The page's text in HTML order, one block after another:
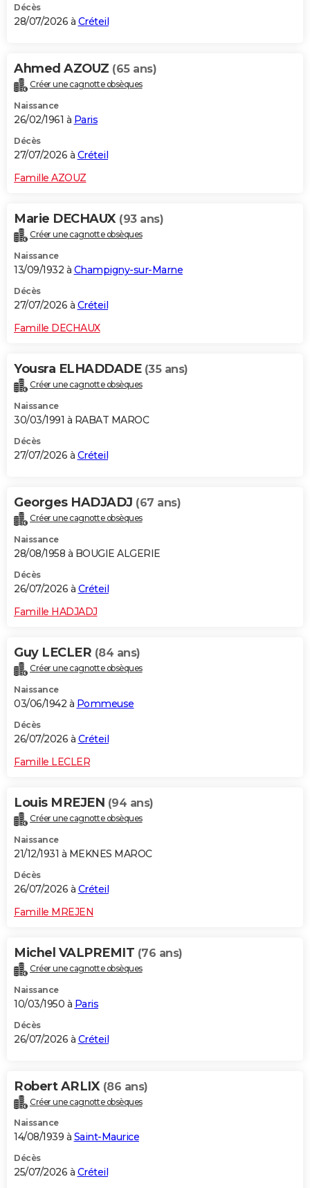
Décès
28/07/2026 à Créteil
Ahmed AZOUZ (65 ans)
Créer une cagnotte obsèques
Naissance
26/02/1961 à Paris
Décès
27/07/2026 à Créteil
Famille AZOUZ
Marie DECHAUX (93 ans)
Créer une cagnotte obsèques
Naissance
13/09/1932 à Champigny-sur-Marne
Décès
27/07/2026 à Créteil
Famille DECHAUX
Yousra ELHADDADE (35 ans)
Créer une cagnotte obsèques
Naissance
30/03/1991 à RABAT MAROC
Décès
27/07/2026 à Créteil
Georges HADJADJ (67 ans)
Créer une cagnotte obsèques
Naissance
28/08/1958 à BOUGIE ALGERIE
Décès
26/07/2026 à Créteil
Famille HADJADJ
Guy LECLER (84 ans)
Créer une cagnotte obsèques
Naissance
03/06/1942 à Pommeuse
Décès
26/07/2026 à Créteil
Famille LECLER
Louis MREJEN (94 ans)
Créer une cagnotte obsèques
Naissance
21/12/1931 à MEKNES MAROC
Décès
26/07/2026 à Créteil
Famille MREJEN
Michel VALPREMIT (76 ans)
Créer une cagnotte obsèques
Naissance
10/03/1950 à Paris
Décès
26/07/2026 à Créteil
Robert ARLIX (86 ans)
Créer une cagnotte obsèques
Naissance
14/08/1939 à Saint-Maurice
Décès
25/07/2026 à Créteil